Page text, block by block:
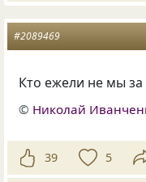
#2089469
Кто ежели не мы за
© Николай
39 5